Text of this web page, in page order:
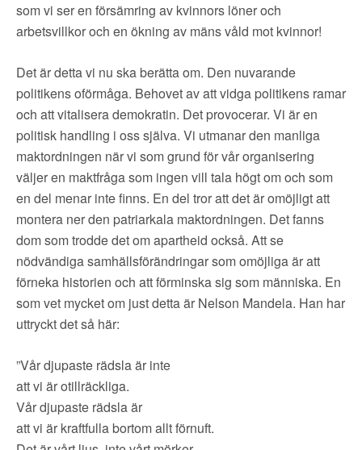
som vi ser en försämring av kvinnors löner och
arbetsvillkor och en ökning av mäns våld mot kvinnor!
Det är detta vi nu ska berätta om. Den nuvarande
politikens oförmåga. Behovet av att vidga politikens ramar
och att vitalisera demokratin. Det provocerar. Vi är en
politisk handling i oss själva. Vi utmanar den manliga
maktordningen när vi som grund för vår organisering
väljer en maktfråga som ingen vill tala högt om och som
en del menar inte finns. En del tror att det är omöjligt att
montera ner den patriarkala maktordningen. Det fanns
dom som trodde det om apartheid också. Att se
nödvändiga samhällsförändringar som omöjliga är att
förneka historien och att förminska sig som människa. En
som vet mycket om just detta är Nelson Mandela. Han har
uttryckt det så här:
”Vår djupaste rädsla är inte
att vi är otillräckliga.
Vår djupaste rädsla är
att vi är kraftfulla bortom allt förnuft.